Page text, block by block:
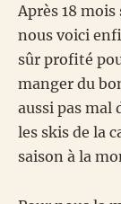
Après 18
nous voici
sûr profité
manger du
aussi pas mal
les skis de la
saison à la